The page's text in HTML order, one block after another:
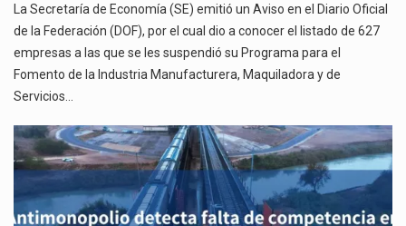
La Secretaría de Economía (SE) emitió un Aviso en el Diario Oficial
de la Federación (DOF), por el cual dio a conocer el listado de 627
empresas a las que se les suspendió su Programa para el
Fomento de la Industria Manufacturera, Maquiladora y de
Servicios…